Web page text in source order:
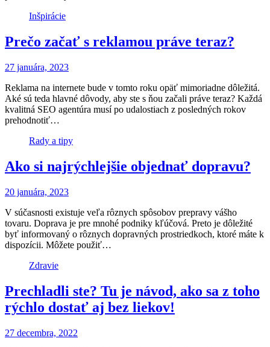
Inšpirácie
Prečo začať s reklamou práve teraz?
27 januára, 2023
Reklama na internete bude v tomto roku opäť mimoriadne dôležitá.
Aké sú teda hlavné dôvody, aby ste s ňou začali práve teraz? Každá
kvalitná SEO agentúra musí po udalostiach z posledných rokov
prehodnotiť…
Rady a tipy
Ako si najrýchlejšie objednať dopravu?
20 januára, 2023
V súčasnosti existuje veľa rôznych spôsobov prepravy vášho
tovaru. Doprava je pre mnohé podniky kľúčová. Preto je dôležité
byť informovaný o rôznych dopravných prostriedkoch, ktoré máte k
dispozícii. Môžete použiť…
Zdravie
Prechladli ste? Tu je návod, ako sa z toho
rýchlo dostať aj bez liekov!
27 decembra, 2022